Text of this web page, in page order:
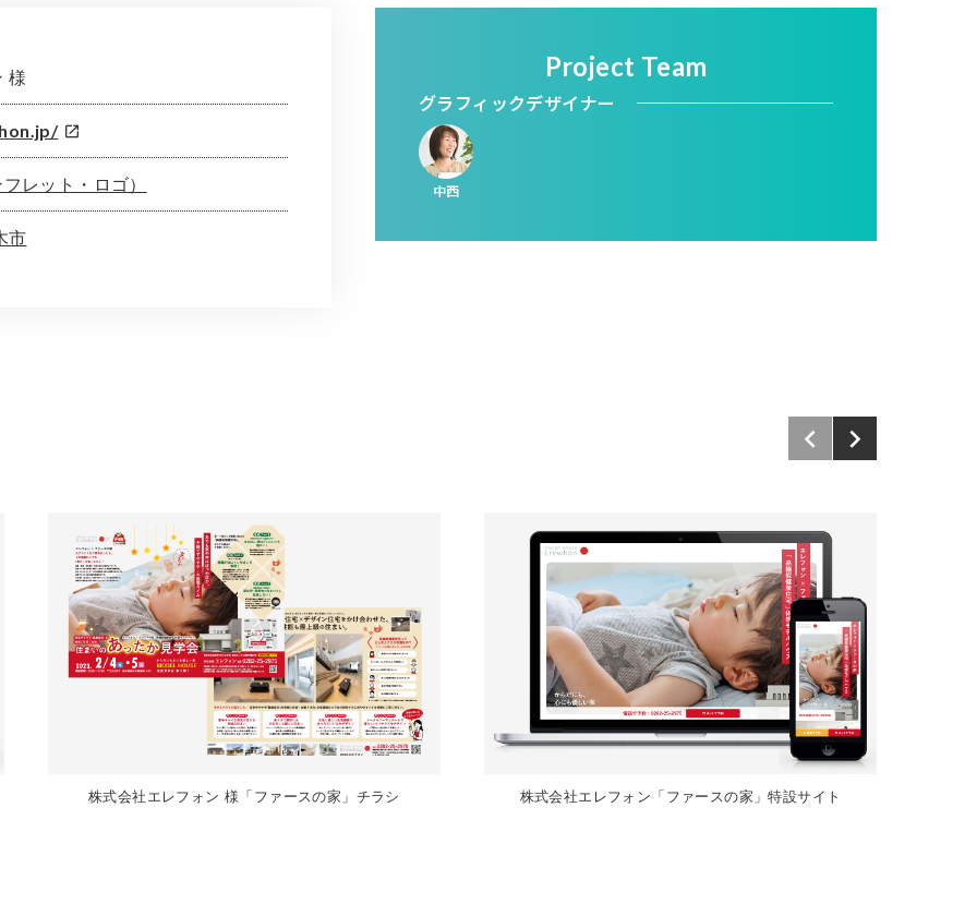
様
レット・ロゴ）
市
Project Team
グラフィックデザイナー
中西
株式会社エレフォン 様「ファースの家」チラシ 株式会社エレフォン「ファースの家」特設サイト